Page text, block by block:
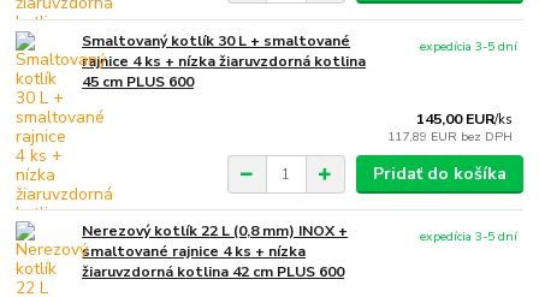
Smaltovaný kotlík 30 L + smaltované
rajnice 4 ks + nízka žiaruvzdorná kotlina
45 cm PLUS 600
145,00 EUR/ks
117,89 EUR bez DPH
expedícia 3-5 dní
Pridať do košíka
Nerezový kotlík 22 L (0,8 mm) INOX +
smaltované rajnice 4 ks + nízka
žiaruvzdorná kotlina 42 cm PLUS 600
expedícia 3-5 dní